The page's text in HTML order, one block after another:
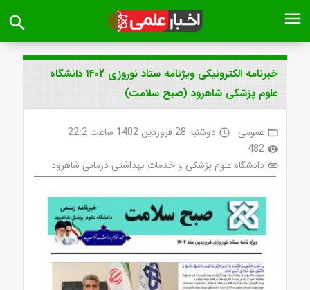
menu
search
خبرنامه الکترونیکی ویژنامه ستاد نوروزی ۱۴۰۲ دانشگاه
علوم پزشکی شاهرود (صبح سلامت)
folder_open عمومی access_time دوشنبه 28 فروردین 1402 ساعت 22:2
visibility
482
link دانشگاه علوم پزشکی و خدمات بهداشتی درمانی شاهرود